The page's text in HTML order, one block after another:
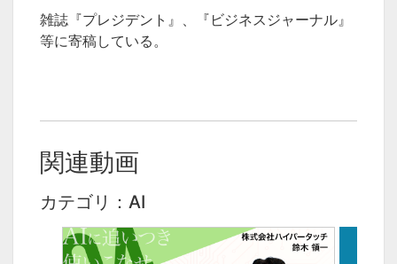
雑誌『プレジデント』、『ビジネスジャーナル』
等に寄稿している。
関連動画
カテゴリ：AI